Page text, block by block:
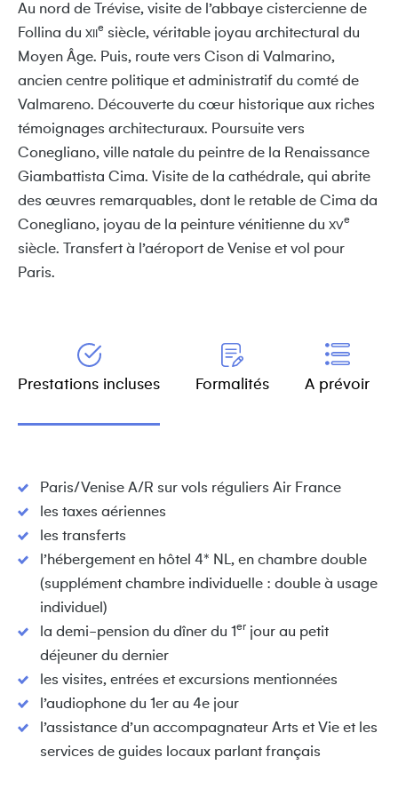
Au nord de Trévise, visite de l’abbaye cistercienne de
Follina du XIIe siècle, véritable joyau architectural du
Moyen Âge. Puis, route vers Cison di Valmarino,
ancien centre politique et administratif du comté de
Valmareno. Découverte du cœur historique aux riches
témoignages architecturaux. Poursuite vers
Conegliano, ville natale du peintre de la Renaissance
Giambattista Cima. Visite de la cathédrale, qui abrite
des œuvres remarquables, dont le retable de Cima da
Conegliano, joyau de la peinture vénitienne du XVe
siècle. Transfert à l’aéroport de Venise et vol pour
Paris.
Prestations incluses Formalités A prévoir
Paris/Venise A/R sur vols réguliers Air France
les taxes aériennes
les transferts
l’hébergement en hôtel 4* NL, en chambre double
(supplément chambre individuelle : double à usage
individuel)
la demi-pension du dîner du 1er jour au petit
déjeuner du dernier
les visites, entrées et excursions mentionnées
l’audiophone du 1er au 4e jour
l’assistance d’un accompagnateur Arts et Vie et les
services de guides locaux parlant français